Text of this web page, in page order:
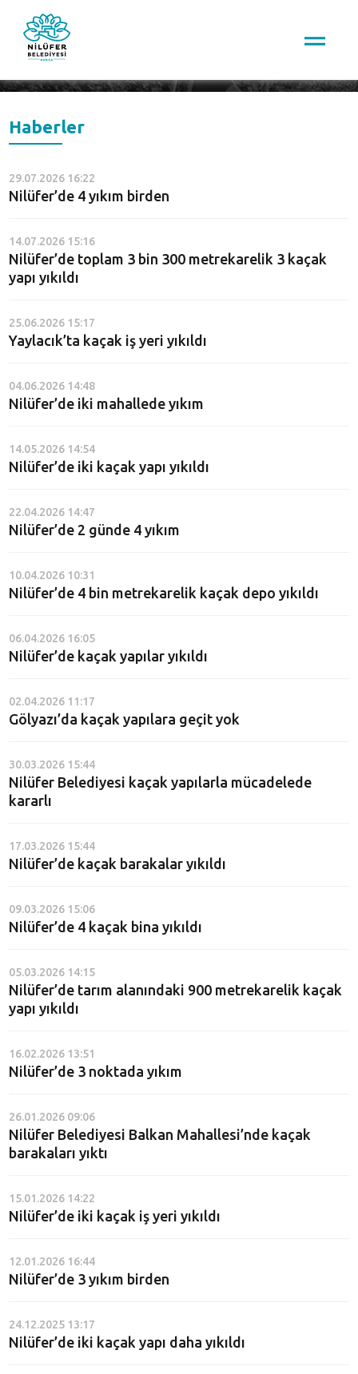
Haberler
29.07.2026 16:22
Nilüfer’de 4 yıkım birden
14.07.2026 15:16
Nilüfer’de toplam 3 bin 300 metrekarelik 3 kaçak
yapı yıkıldı
25.06.2026 15:17
Yaylacık’ta kaçak iş yeri yıkıldı
04.06.2026 14:48
Nilüfer’de iki mahallede yıkım
14.05.2026 14:54
Nilüfer’de iki kaçak yapı yıkıldı
22.04.2026 14:47
Nilüfer’de 2 günde 4 yıkım
10.04.2026 10:31
Nilüfer’de 4 bin metrekarelik kaçak depo yıkıldı
06.04.2026 16:05
Nilüfer’de kaçak yapılar yıkıldı
02.04.2026 11:17
Gölyazı’da kaçak yapılara geçit yok
30.03.2026 15:44
Nilüfer Belediyesi kaçak yapılarla mücadelede
kararlı
17.03.2026 15:44
Nilüfer’de kaçak barakalar yıkıldı
09.03.2026 15:06
Nilüfer’de 4 kaçak bina yıkıldı
05.03.2026 14:15
Nilüfer’de tarım alanındaki 900 metrekarelik kaçak
yapı yıkıldı
16.02.2026 13:51
Nilüfer’de 3 noktada yıkım
26.01.2026 09:06
Nilüfer Belediyesi Balkan Mahallesi’nde kaçak
barakaları yıktı
15.01.2026 14:22
Nilüfer’de iki kaçak iş yeri yıkıldı
12.01.2026 16:44
Nilüfer’de 3 yıkım birden
24.12.2025 13:17
Nilüfer’de iki kaçak yapı daha yıkıldı